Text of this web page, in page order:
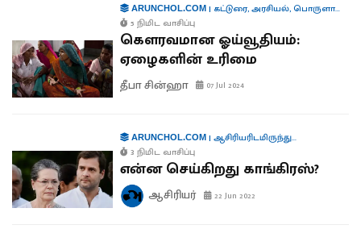
ARUNCHOL.COM| கட்டுரை,அரசியல்,பொருளாதாரம்
5 நிமிட வாசிப்பு
கௌரவமான ஓய்வூதியம்:
ஏழைகளின் உரிமை
தீபா சின்ஹா 07 Jul 2024
ARUNCHOL.COM| ஆசிரியரிடமிருந்து...
3 நிமிட வாசிப்பு
என்ன செய்கிறது காங்கிரஸ்?
ஆசிரியர் 22 Jun 2022